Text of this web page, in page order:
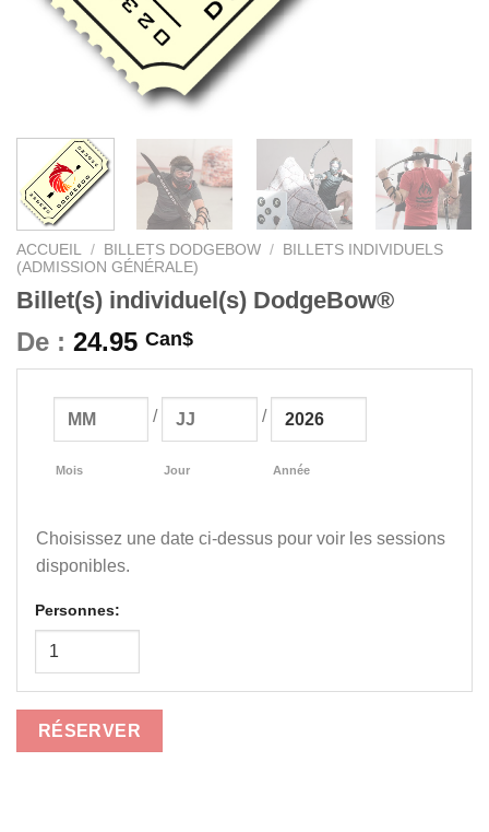
ACCUEIL / BILLETS DODGEBOW /
BILLETS INDIVIDUELS
(ADMISSION GÉNÉRALE)
Billet(s) individuel(s) DodgeBow®
De : 24.95 Can$
Mois
/
Jour
/
Année
Choisissez une date ci-dessus pour voir les sessions
disponibles.
Personnes:
RÉSERVER